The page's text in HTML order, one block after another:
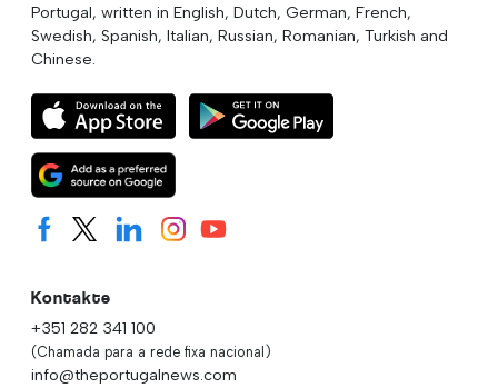
Portugal, written in English, Dutch, German, French,
Swedish, Spanish, Italian, Russian, Romanian, Turkish and
Chinese.
Kontakte
+351 282 341 100
(Chamada para a rede fixa nacional)
info@theportugalnews.com